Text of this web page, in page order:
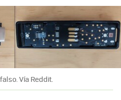
Vía Reddit.